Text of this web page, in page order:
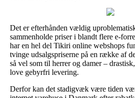
Det er efterhånden vældig
sammenholde priser i blandt flere e-
har en hel del Tikiri online webshops
tvinge udsalgspriserne på en række af
så vel som til herrer og damer –
love gebyrfri levering.
Derfor kan det stadigvæk være tiden